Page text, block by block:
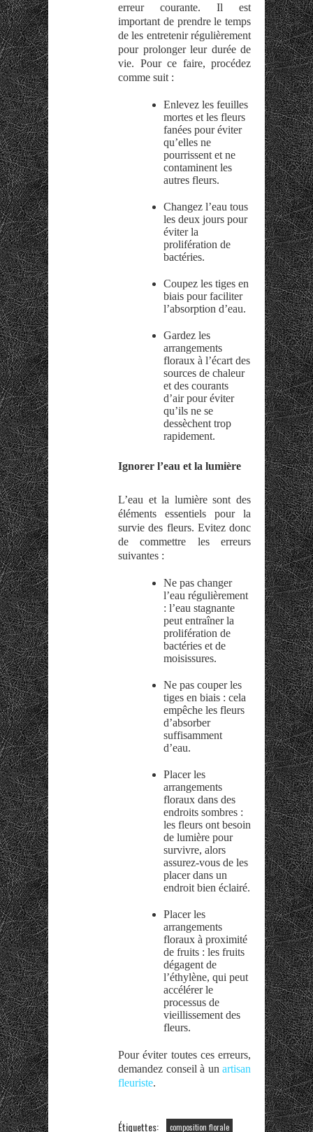
erreur courante. Il est
important de prendre le temps
de les entretenir régulièrement
pour prolonger leur durée de
vie. Pour ce faire, procédez
comme suit :
Enlevez les feuilles
mortes et les fleurs
fanées pour éviter
qu’elles ne
pourrissent et ne
contaminent les
autres fleurs.
Changez l’eau tous
les deux jours pour
éviter la
prolifération de
bactéries.
Coupez les tiges en
biais pour faciliter
l’absorption d’eau.
Gardez les
arrangements
floraux à l’écart des
sources de chaleur
et des courants
d’air pour éviter
qu’ils ne se
dessèchent trop
rapidement.
Ignorer l’eau et la lumière
L’eau et la lumière sont des
éléments essentiels pour la
survie des fleurs. Evitez donc
de commettre les erreurs
suivantes :
Ne pas changer
l’eau régulièrement
: l’eau stagnante
peut entraîner la
prolifération de
bactéries et de
moisissures.
Ne pas couper les
tiges en biais : cela
empêche les fleurs
d’absorber
suffisamment
d’eau.
Placer les
arrangements
floraux dans des
endroits sombres :
les fleurs ont besoin
de lumière pour
survivre, alors
assurez-vous de les
placer dans un
endroit bien éclairé.
Placer les
arrangements
floraux à proximité
de fruits : les fruits
dégagent de
l’éthylène, qui peut
accélérer le
processus de
vieillissement des
fleurs.
Pour éviter toutes ces erreurs,
demandez conseil à un artisan
fleuriste.
Étiquettes: composition florale